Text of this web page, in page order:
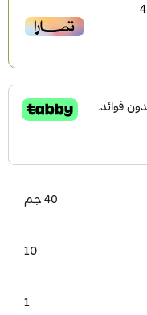
4
40 جم
10
1